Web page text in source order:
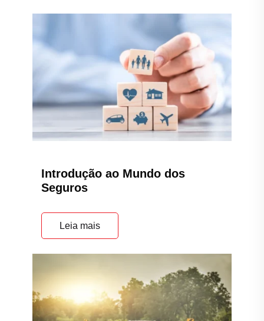
Introdução ao Mundo dos
Seguros
Leia mais